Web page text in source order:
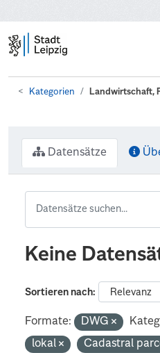
Kategorien Landwirtschaft,
Datensätze
Keine
Sortieren nach
Formate: DWG
lokal
Cadastral